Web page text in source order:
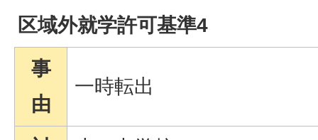
区域外就学許可基準4
事
由
一時転出